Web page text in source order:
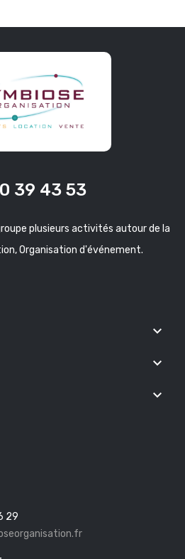
39 43 53
plusieurs activités autour de la
Organisation d'événement.
keyboard_arrow_down
keyboard_arrow_down
keyboard_arrow_down
29